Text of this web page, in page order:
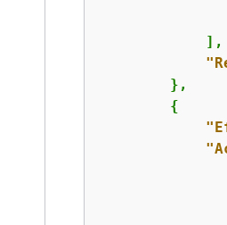
            ],
        },
{